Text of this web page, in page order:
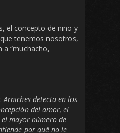
el concepto de niño y
tenemos nosotros,
a “muchacho,
Arniches detecta en los
del amor, el
mayor número de
por qué no le